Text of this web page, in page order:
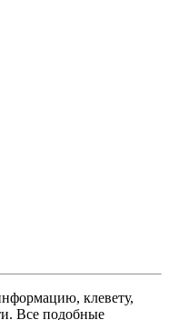
клевету,
Все подобные